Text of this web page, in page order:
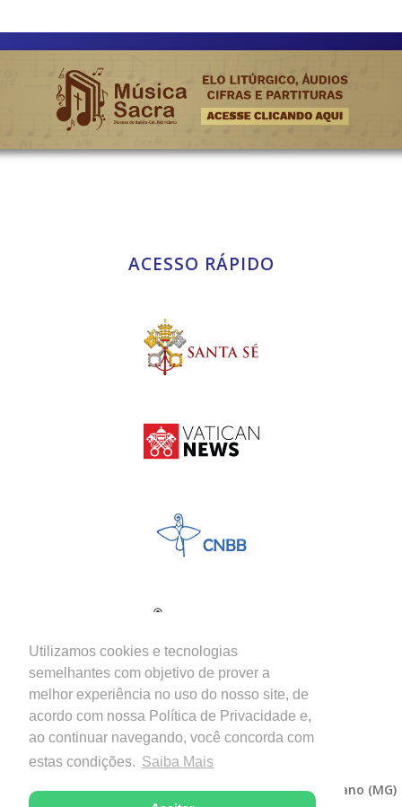
Utilizamos cookies e tecnologias
semelhantes com objetivo de prover a
melhor experiência no uso do nosso site, de
acordo com nossa Política de Privacidade e,
ao continuar navegando, você concorda com
estas condições. Saiba Mais
ACESSO RÁPIDO
Copyright © 2026 - Diocese de Itabira-Coronel Fabriciano (MG)